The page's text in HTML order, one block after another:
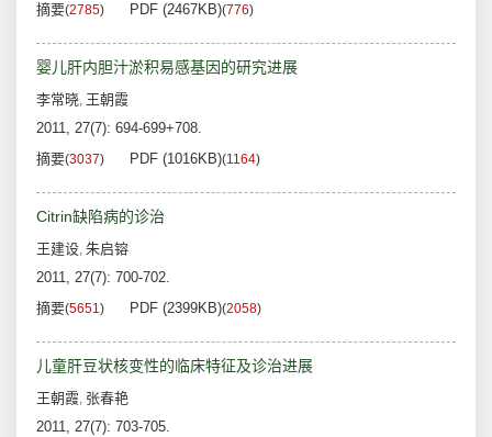
摘要(2785) PDF (2467KB)(776)
婴儿肝内胆汁淤积易感基因的研究进展
李常晓, 王朝霞
2011, 27(7): 694-699+708.
摘要(3037) PDF (1016KB)(1164)
Citrin缺陷病的诊治
王建设, 朱启镕
2011, 27(7): 700-702.
摘要(5651) PDF (2399KB)(2058)
儿童肝豆状核变性的临床特征及诊治进展
王朝霞, 张春艳
2011, 27(7): 703-705.